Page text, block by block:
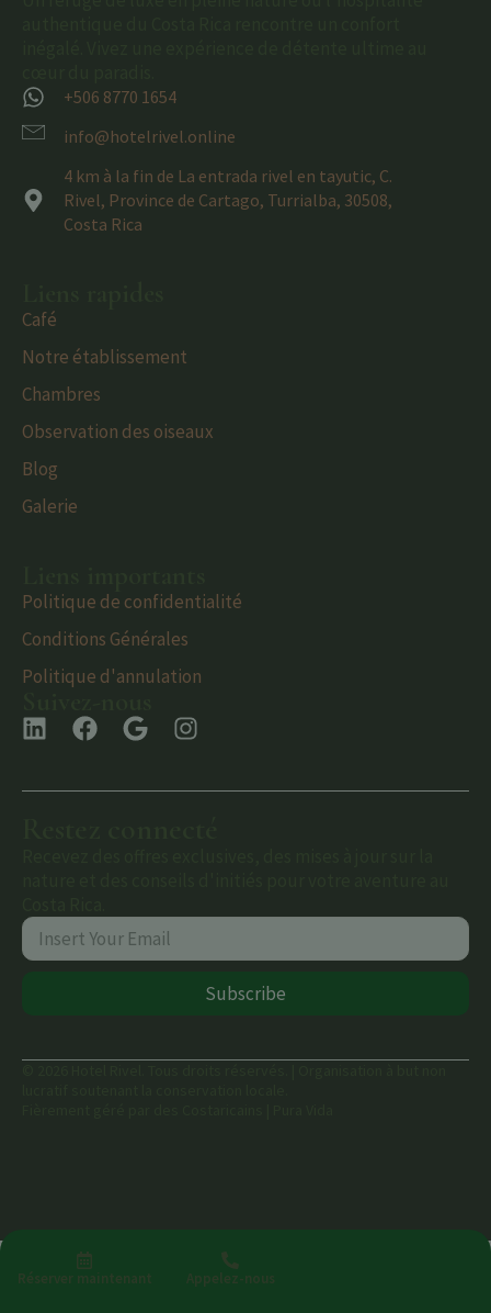
Réserver maintenant Appelez-nous
+506 8770 1654
info@hotelrivel.online
4 km à la fin de La entrada rivel en tayutic, C.
Rivel, Province de Cartago, Turrialba, 30508,
Costa Rica
Café
Notre établissement
Chambres
Observation des oiseaux
Blog
Galerie
Politique de confidentialité
Conditions Générales
Politique d'annulation
Subscribe